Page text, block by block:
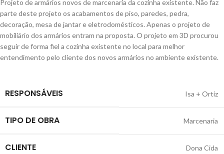
Projeto de armários novos de marcenaria da cozinha existente. Não faz
parte deste projeto os acabamentos de piso, paredes, pedra,
decoração, mesa de jantar e eletrodomésticos. Apenas o projeto de
mobiliário dos armários entram na proposta. O projeto em 3D procurou
seguir de forma fiel a cozinha existente no local para melhor
entendimento pelo cliente dos novos armários no ambiente existente.
RESPONSÁVEIS Isa + Ortiz
TIPO DE OBRA Marcenaria
CLIENTE Dona Cida